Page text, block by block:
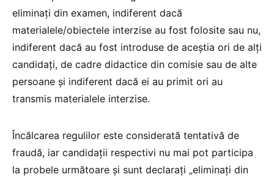
eliminați din examen, indiferent dacă
materialele/obiectele interzise au fost folosite sau nu,
indiferent dacă au fost introduse de aceștia ori de alți
candidați, de cadre didactice din comisie sau de alte
persoane și indiferent dacă ei au primit ori au
transmis materialele interzise.
Încălcarea regulilor este considerată tentativă de
fraudă, iar candidații respectivi nu mai pot participa
la probele următoare și sunt declarați „eliminați din